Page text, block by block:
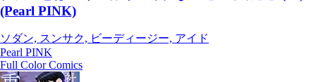
(Pearl PINK)
ソダン, スンサク, ビーディージー, アイド
Pearl PINK
Full Color Comics